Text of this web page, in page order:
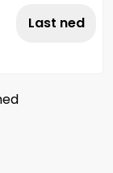
Last ned